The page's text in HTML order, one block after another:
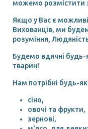
можемо розмістити
Якщо у Вас є
Вихованців, ми
розуміння,
Будемо вдячні
тварин!
Нам потрібні будь-
сіно,
овочі та фрукти,
зернові,